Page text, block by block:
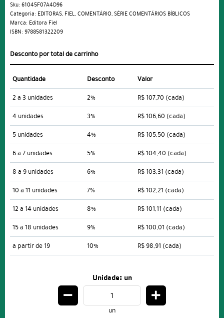
Sku: 61045F07A4D96
Categoria: EDITORAS, FIEL,COMENTÁRIO,SÉRIE COMENTÁRIOS BÍBLICOS
Marca: Editora Fiel
ISBN: 9788581322209
Desconto por total de carrinho
Quantidade Desconto
Valor
2 a 3 unidades
2% R$ 107,70 (cada)
4 unidades
3% R$ 106,60 (cada)
5 unidades
4% R$ 105,50 (cada)
6 a 7 unidades
5% R$ 104,40 (cada)
8 a 9 unidades
6% R$ 103,31 (cada)
10 a 11 unidades
7% R$ 102,21 (cada)
12 a 14 unidades
8% R$ 101,11 (cada)
15 a 18 unidades
9% R$ 100,01 (cada)
a partir de 19
10% R$ 98,91 (cada)
Unidade: un
un